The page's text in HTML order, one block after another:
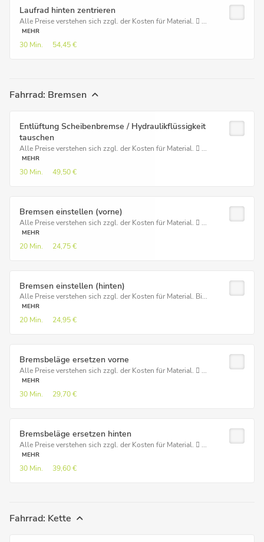
Laufrad hinten zentrieren
Alle Preise verstehen sich zzgl. der Kosten für Material.  ...
MEHR
30 Min. 54,45 €
Fahrrad: Bremsen
Entlüftung Scheibenbremse / Hydraulikflüssigkeit
tauschen
Alle Preise verstehen sich zzgl. der Kosten für Material.  ...
MEHR
30 Min. 49,50 €
Bremsen einstellen (vorne)
Alle Preise verstehen sich zzgl. der Kosten für Material.  ...
MEHR
20 Min. 24,75 €
Bremsen einstellen (hinten)
Alle Preise verstehen sich zzgl. der Kosten für Material. Bi...
MEHR
20 Min. 24,95 €
Bremsbeläge ersetzen vorne
Alle Preise verstehen sich zzgl. der Kosten für Material.  ...
MEHR
30 Min. 29,70 €
Bremsbeläge ersetzen hinten
Alle Preise verstehen sich zzgl. der Kosten für Material.  ...
MEHR
30 Min. 39,60 €
Fahrrad: Kette